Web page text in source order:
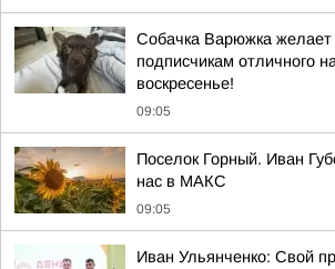
Собачка Варюжка
подписчикам отличного
воскресенье!
09:05
Поселок Горный. Иван
нас в МАКС
09:05
Иван Ульянченко: Свой